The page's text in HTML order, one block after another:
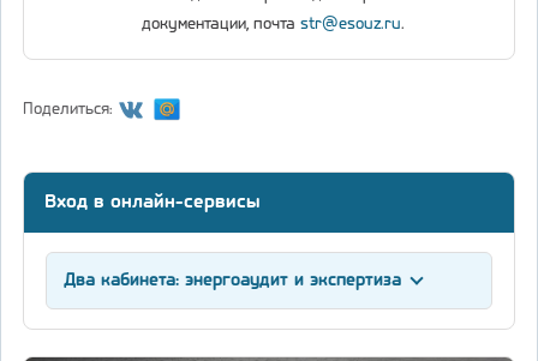
документации, почта str@esouz.ru.
Поделиться:
Вход в онлайн-сервисы
Два кабинета: энергоаудит и экспертиза